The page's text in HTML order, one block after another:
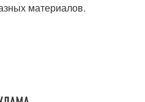
материалов.